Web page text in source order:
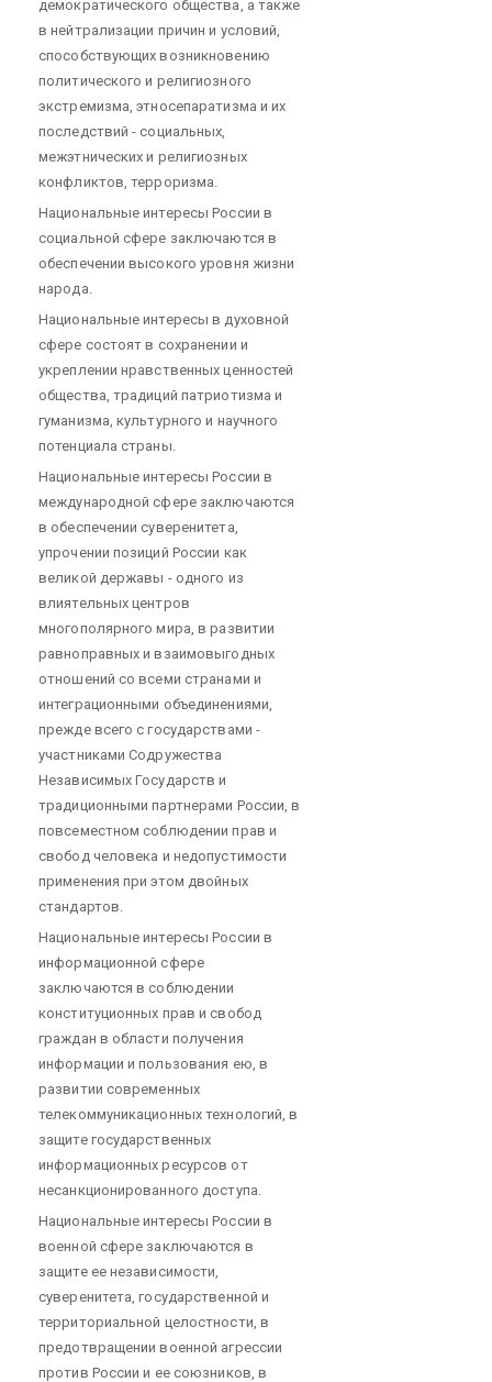
демократического общества, а также
в нейтрализации причин и условий,
способствующих возникновению
политического и религиозного
экстремизма, этносепаратизма и их
последствий - социальных,
межэтнических и религиозных
конфликтов, терроризма.
Национальные интересы России в
социальной сфере заключаются в
обеспечении высокого уровня жизни
народа.
Национальные интересы в духовной
сфере состоят в сохранении и
укреплении нравственных ценностей
общества, традиций патриотизма и
гуманизма, культурного и научного
потенциала страны.
Национальные интересы России в
международной сфере заключаются
в обеспечении суверенитета,
упрочении позиций России как
великой державы - одного из
влиятельных центров
многополярного мира, в развитии
равноправных и взаимовыгодных
отношений со всеми странами и
интеграционными объединениями,
прежде всего с государствами -
участниками Содружества
Независимых Государств и
традиционными партнерами России, в
повсеместном соблюдении прав и
свобод человека и недопустимости
применения при этом двойных
стандартов.
Национальные интересы России в
информационной сфере
заключаются в соблюдении
конституционных прав и свобод
граждан в области получения
информации и пользования ею, в
развитии современных
телекоммуникационных технологий, в
защите государственных
информационных ресурсов от
несанкционированного доступа.
Национальные интересы России в
военной сфере заключаются в
защите ее независимости,
суверенитета, государственной и
территориальной целостности, в
предотвращении военной агрессии
против России и ее союзников, в